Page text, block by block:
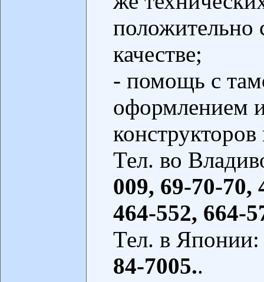
положительно
качестве;
- помощь с
оформлением
Тел. во
009, 69-70-70,
464-552, 664-
Тел. в
84-7005..